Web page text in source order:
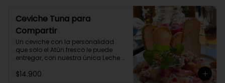
Ceviche Tuna para
Compartir
Un ceviche con la personalidad
que solo el Atún fresco le puede
entregar, con nuestra única Leche
$14.900